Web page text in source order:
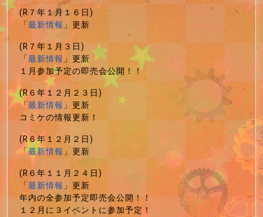
(R７年１月１６日)
「最新情報」更新
(R７年１月３日)
「最新情報」更新
１月参加予定の即売会公開！！
(R６年１２月２３日)
「最新情報」更新
コミケの情報更新！
(R６年１２月２日)
「最新情報」更新
(R６年１１月２４日)
「最新情報」更新
年内の全参加予定即売会公開！！
１２月に３イベントに参加予定！